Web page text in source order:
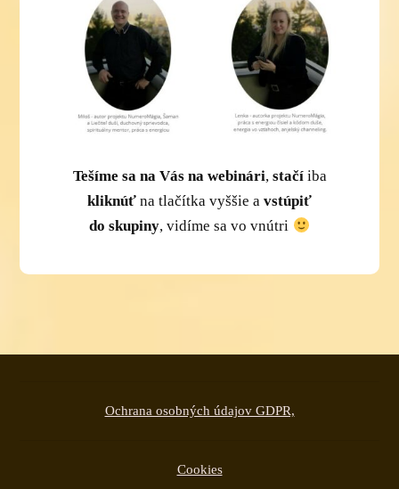
Tešíme sa na Vás na webinári, stačíiba
kliknúť na tlačítka vyššie a vstúpiť
do skupiny, vidíme sa vo vnútri
Ochrana osobných údajov GDPR,
Cookies